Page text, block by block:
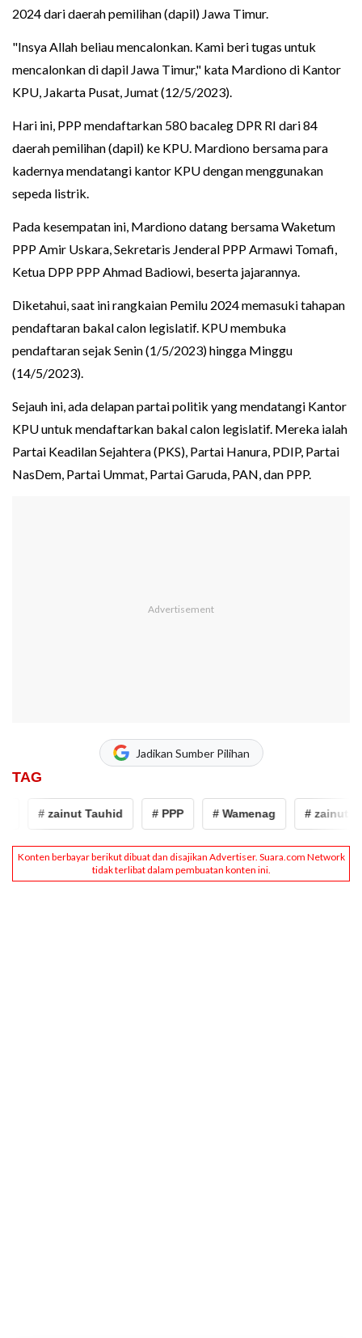
2024 dari daerah pemilihan (dapil) Jawa Timur.
"Insya Allah beliau mencalonkan. Kami beri tugas untuk
mencalonkan di dapil Jawa Timur," kata Mardiono di Kantor
KPU, Jakarta Pusat, Jumat (12/5/2023).
Hari ini, PPP mendaftarkan 580 bacaleg DPR RI dari 84
daerah pemilihan (dapil) ke KPU. Mardiono bersama para
kadernya mendatangi kantor KPU dengan menggunakan
sepeda listrik.
Pada kesempatan ini, Mardiono datang bersama Waketum
PPP Amir Uskara, Sekretaris Jenderal PPP Armawi Tomafi,
Ketua DPP PPP Ahmad Badiowi, beserta jajarannya.
Diketahui, saat ini rangkaian Pemilu 2024 memasuki tahapan
pendaftaran bakal calon legislatif. KPU membuka
pendaftaran sejak Senin (1/5/2023) hingga Minggu
(14/5/2023).
Sejauh ini, ada delapan partai politik yang mendatangi Kantor
KPU untuk mendaftarkan bakal calon legislatif. Mereka ialah
Partai Keadilan Sejahtera (PKS), Partai Hanura, PDIP, Partai
NasDem, Partai Ummat, Partai Garuda, PAN, dan PPP.
Jadikan Sumber Pilihan
TAG
# zainut Tauhid # PPP # Wamenag # zainut